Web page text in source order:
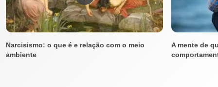
Narcisismo: o que é e relação com o meio
ambiente
A mente de